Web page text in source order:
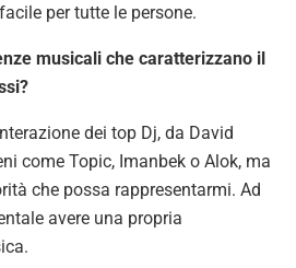
per tutte le persone.
musicali che caratterizzano il
dei top Dj, da David
come Topic, Imanbek o Alok, ma
che possa rappresentarmi. Ad
avere una propria